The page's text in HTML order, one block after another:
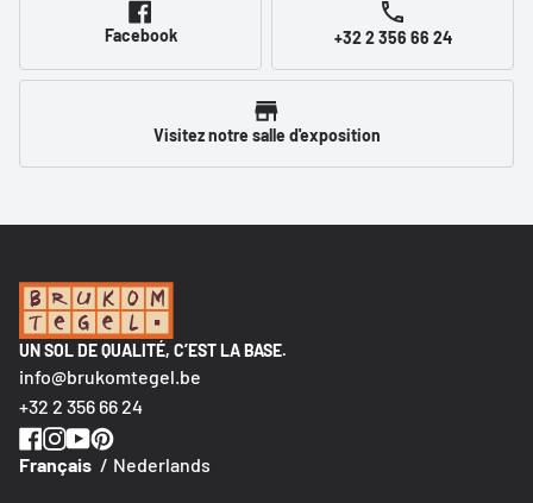
Facebook +32 2 356 66 24
Visitez notre salle d'exposition
UN SOL DE QUALITÉ, C’EST LA BASE.
info@brukomtegel.be
+32 2 356 66 24
Nederlands
Français